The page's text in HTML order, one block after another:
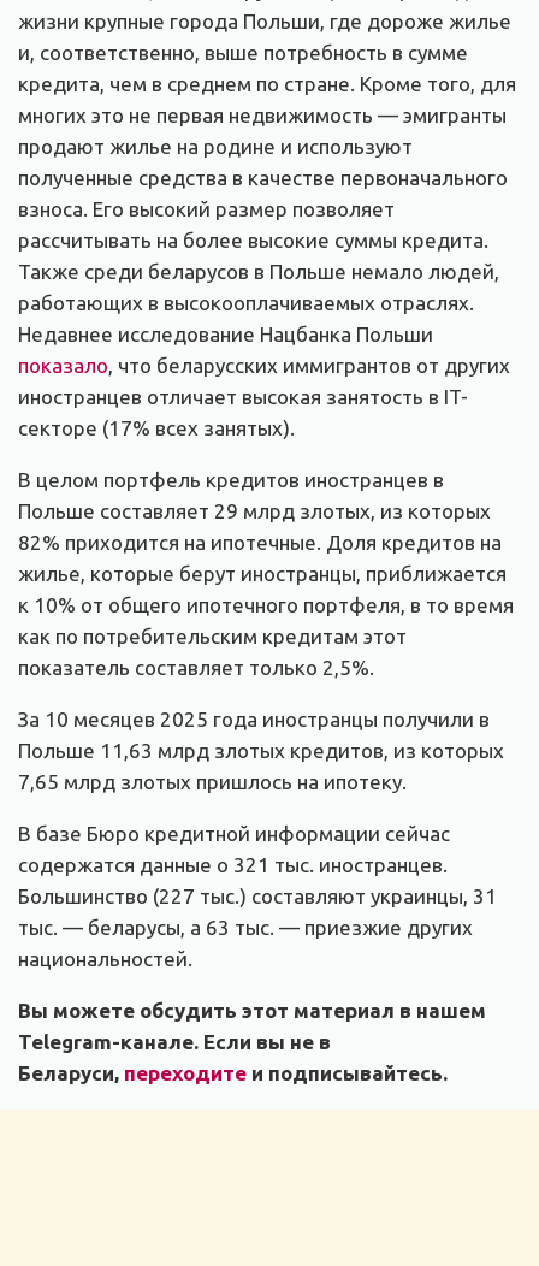
жизни крупные города Польши, где дороже жилье
и, соответственно, выше потребность в сумме
кредита, чем в среднем по стране. Кроме того, для
многих это не первая недвижимость — эмигранты
продают жилье на родине и используют
полученные средства в качестве первоначального
взноса. Его высокий размер позволяет
рассчитывать на более высокие суммы кредита.
Также среди беларусов в Польше немало людей,
работающих в высокооплачиваемых отраслях.
Недавнее исследование Нацбанка Польши
показало , что беларусских иммигрантов от других
иностранцев отличает высокая занятость в IT-
секторе (17% всех занятых).
В целом портфель кредитов иностранцев в
Польше составляет 29 млрд злотых, из которых
82% приходится на ипотечные. Доля кредитов на
жилье, которые берут иностранцы, приближается
к 10% от общего ипотечного портфеля, в то время
как по потребительским кредитам этот
показатель составляет только 2,5%.
За 10 месяцев 2025 года иностранцы получили в
Польше 11,63 млрд злотых кредитов, из которых
7,65 млрд злотых пришлось на ипотеку.
В базе Бюро кредитной информации сейчас
содержатся данные о 321 тыс. иностранцев.
Большинство (227 тыс.) составляют украинцы, 31
тыс. — беларусы, а 63 тыс. — приезжие других
национальностей.
Вы можете обсудить этот материал в нашем
Telegram-канале. Если вы не в
Беларуси, переходите и подписывайтесь.